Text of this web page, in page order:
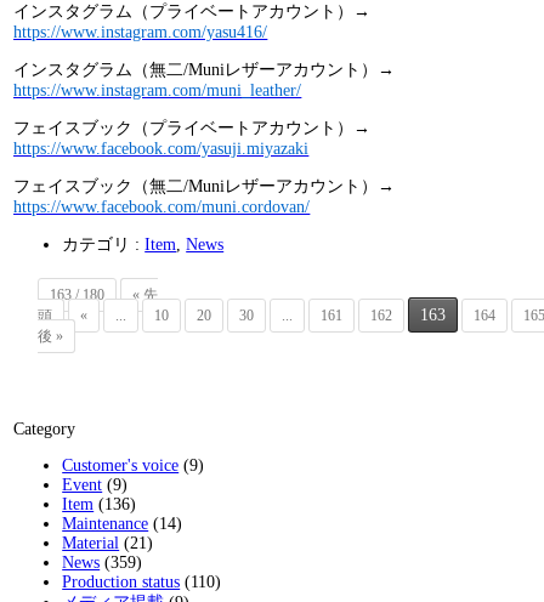
インスタグラム（プライベートアカウント）→
https://www.instagram.com/yasu416/
インスタグラム（無二/Muniレザーアカウント）→
https://www.instagram.com/muni_leather/
フェイスブック（プライベートアカウント）→
https://www.facebook.com/yasuji.miyazaki
フェイスブック（無二/Muniレザーアカウント）→
https://www.facebook.com/muni.cordovan/
カテゴリ :Item ,News
163 / 180
« 先
頭
« 10 20 30 161 162 163 164
後 »
Category
Customer's voice (9)
Event (9)
Item (136)
Maintenance (14)
Material (21)
News (359)
Production status (110)